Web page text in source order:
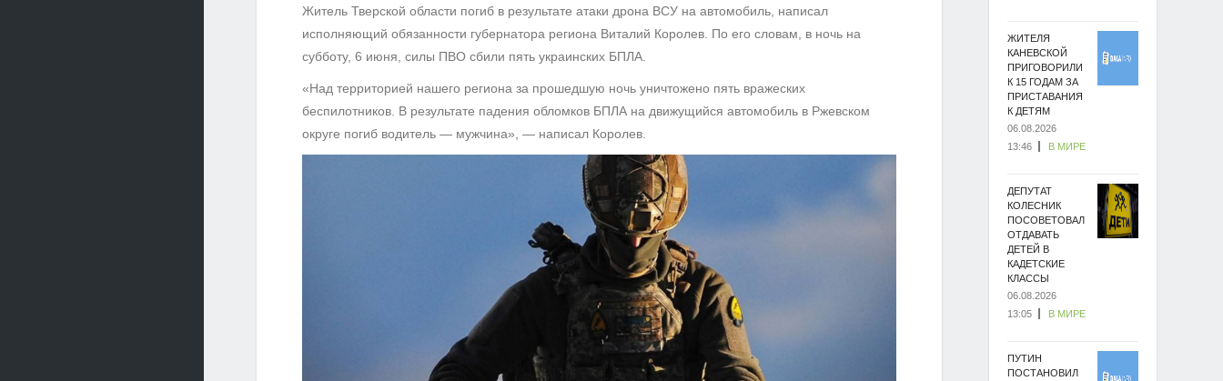
Житель Тверской области погиб в результате атаки дрона ВСУ на автомобиль, написал
исполняющий обязанности губернатора региона Виталий Королев. По его словам, в ночь на
субботу, 6 июня, силы ПВО сбили пять украинских БПЛА.
«Над территорией нашего региона за прошедшую ночь уничтожено пять вражеских
беспилотников. В результате падения обломков БПЛА на движущийся автомобиль в Ржевском
округе погиб водитель — мужчина», — написал Королев.
ЖИТЕЛЯ
КАНЕВСКОЙ
ПРИГОВОРИЛИ
К 15 ГОДАМ ЗА
ПРИСТАВАНИЯ
К ДЕТЯМ
06.08.2026
13:46
В МИРЕ
ДЕПУТАТ
КОЛЕСНИК
ПОСОВЕТОВАЛ
ОТДАВАТЬ
ДЕТЕЙ В
КАДЕТСКИЕ
КЛАССЫ
06.08.2026
13:05
В МИРЕ
ПУТИН
ПОСТАНОВИЛ